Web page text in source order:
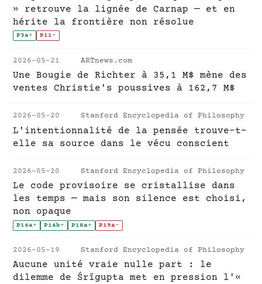
» retrouve la lignée de Carnap — et en
hérite la frontière non résolue
P3a+ P11-
2026-05-21 ARTnews.com
Une Bougie de Richter à 35,1 M$ mène des
ventes Christie's poussives à 162,7 M$
2026-05-20 Stanford Encyclopedia of Philosophy
L'intentionnalité de la pensée trouve-t-
elle sa source dans le vécu conscient
2026-05-20 Stanford Encyclopedia of Philosophy
Le code provisoire se cristallise dans
les temps — mais son silence est choisi,
non opaque
P14a+ P14b+ P18a+ P19a-
2026-05-19 Stanford Encyclopedia of Philosophy
Aucune unité vraie nulle part : le
dilemme de Śrīgupta met en pression l'«